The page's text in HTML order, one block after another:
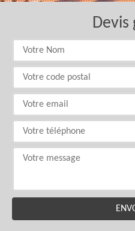
Devis